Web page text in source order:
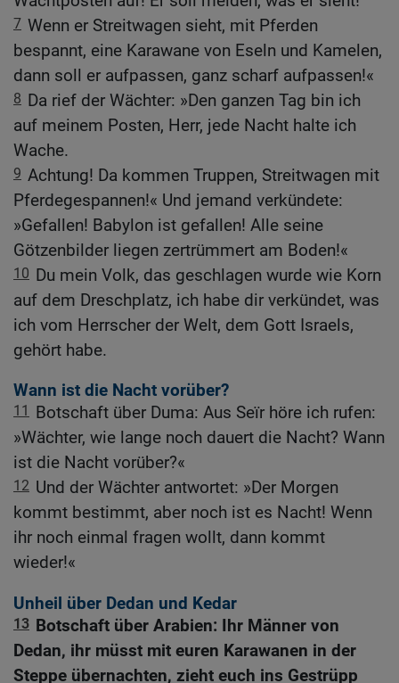
7 Wenn er Streitwagen sieht, mit Pferden
bespannt, eine Karawane von Eseln und Kamelen,
dann soll er aufpassen, ganz scharf aufpassen!«
8 Da rief der Wächter: »Den ganzen Tag bin ich
auf meinem Posten, Herr, jede Nacht halte ich
Wache.
9 Achtung! Da kommen Truppen, Streitwagen mit
Pferdegespannen!« Und jemand verkündete:
»Gefallen! Babylon ist gefallen! Alle seine
Götzenbilder liegen zertrümmert am Boden!«
10 Du mein Volk, das geschlagen wurde wie Korn
auf dem Dreschplatz, ich habe dir verkündet, was
ich vom Herrscher der Welt, dem Gott Israels,
gehört habe.
Wann ist die Nacht vorüber?
11
Botschaft über Duma: Aus Seïr höre ich rufen:
»Wächter, wie lange noch dauert die Nacht? Wann
ist die Nacht vorüber?«
12 Und der Wächter antwortet: »Der Morgen
kommt bestimmt, aber noch ist es Nacht! Wenn
ihr noch einmal fragen wollt, dann kommt
wieder!«
Unheil über Dedan und Kedar
13 Botschaft über Arabien: Ihr Männer von
Dedan, ihr müsst mit euren Karawanen in der
Steppe übernachten, zieht euch ins Gestrüpp